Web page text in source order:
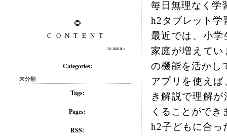
毎日無理なく学
h2タブレット学
最近では、小
家庭が増えて
の機能を活かし
アプリを使え
き解説で理解
くることができ
h2子どもに合っ
CONTENT
to main »
Categories:
未分類
Tags:
Pages:
RSS: